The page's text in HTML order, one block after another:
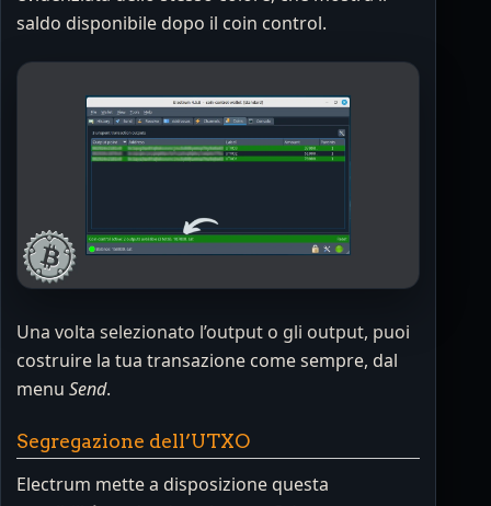
saldo disponibile dopo il coin control.
Una volta selezionato l’output o gli output, puoi
costruire la tua transazione come sempre, dal
menu Send.
Segregazione dell’UTXO
Electrum mette a disposizione questa